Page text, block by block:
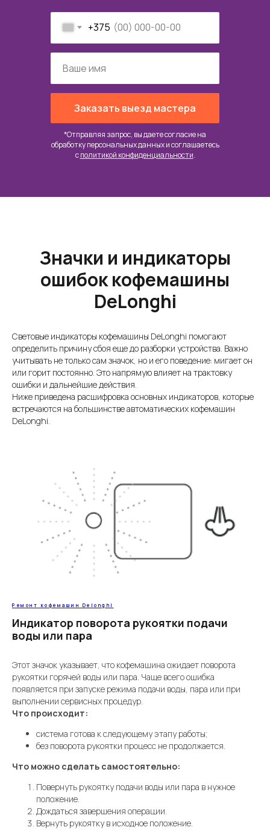
*Отправляя запрос, вы даете согласие на
обработку персональных данных и соглашаетесь
cполитикой конфиденциальности.
+375
Заказать выезд мастера
Значки и индикаторы
ошибок кофемашины
DeLonghi
Световые индикаторы кофемашины DeLonghi помогают
определить причину сбоя еще до разборки устройства. Важно
учитывать не только сам значок, но и его поведение: мигает он
или горит постоянно. Это напрямую влияет на трактовку
ошибки и дальнейшие действия.
Ниже приведена расшифровка основных индикаторов, которые
встречаются на большинстве автоматических кофемашин
DeLonghi.
Ремонт кофемашин Delonghi
Индикатор поворота рукоятки подачи
воды или пара
Этот значок указывает, что кофемашина ожидает поворота
рукоятки горячей воды или пара. Чаще всего ошибка
появляется при запуске режима подачи воды, пара или при
выполнении сервисных процедур.
Что происходит:
система готова к следующему этапу работы;
без поворота рукоятки процесс не продолжается.
Что можно сделать самостоятельно:
Повернуть рукоятку подачи воды или пара в нужное
положение.
Дождаться завершения операции.
Вернуть рукоятку в исходное положение.